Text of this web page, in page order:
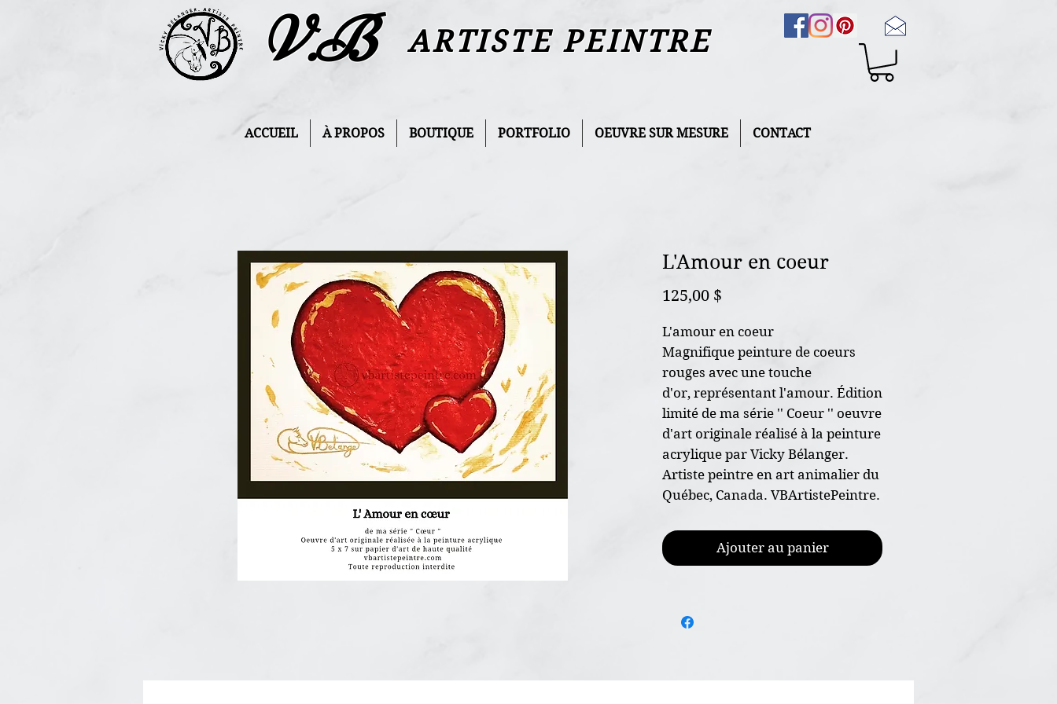
V.B ARTISTE PEINTRE
ACCUEIL À PROPOS BOUTIQUE PORTFOLIO OEUVRE SUR MESURE CONTACT
L'Amour en coeur
125,00 $
L'amour en coeur
Magnifique peinture de coeurs
rouges avec une touche
d'or, représentant l'amour. Édition
limité de ma série '' Coeur '' oeuvre
d'art originale réalisé à la peinture
acrylique par Vicky Bélanger.
Artiste peintre en art animalier du
Québec, Canada. VBArtistePeintre.
* Oeuvre originale peint à la main
* Dimension 5"x7"
* Peinture acrylique et vernis
Ajouter au panier